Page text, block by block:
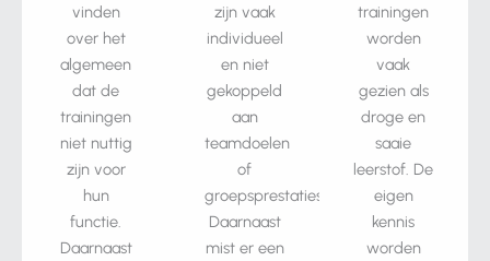
vinden
over het
algemeen
dat de
trainingen
niet nuttig
zijn voor
hun
functie.
Daarnaast
zijn vaak
individueel
en niet
gekoppeld
aan
teamdoelen
of
groepsprestaties.
Daarnaast
mist er een
trainingen
worden
vaak
gezien als
droge en
saaie
leerstof. De
eigen
kennis
worden